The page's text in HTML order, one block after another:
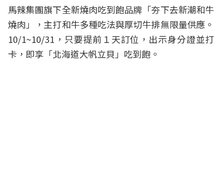
馬辣集團旗下全新燒肉吃到飽品牌「夯下去新潮和牛
燒肉」，主打和牛多種吃法與厚切牛排無限量供應。
10/1~10/31，只要提前１天訂位，出示身分證並打
卡，即享「北海道大帆立貝」吃到飽。